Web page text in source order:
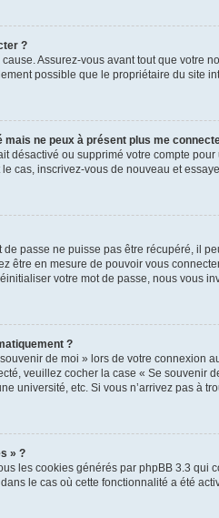
?
Assurez-vous avant tout que votre
possible que le propriétaire du site
mais ne peux à présent plus me
désactivé ou supprimé votre compte
cas, inscrivez-vous de nouveau et
passe ne puisse pas être récupéré, il
être en mesure de pouvoir vous
votre mot de passe, nous vous
?
de moi » lors de votre connexion
veuillez cocher la case « Se
université, etc. Si vous n’arrivez pas à
» ?
les cookies générés par phpBB 3.3
le cas où cette fonctionnalité a été